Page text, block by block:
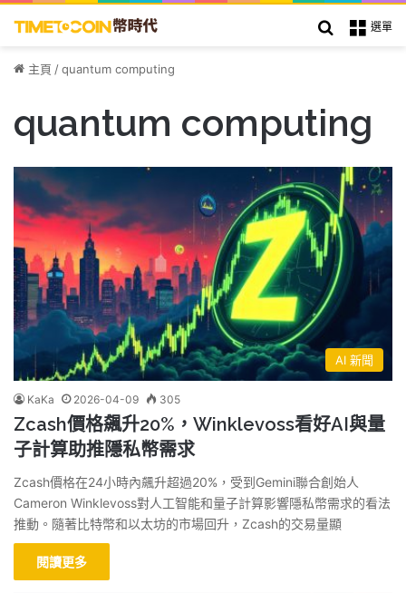
選單
搜索
主頁 /quantum computing
quantum computing
AI 新聞
KaKa 2026-04-09 305
Zcash價格飆升20%，Winklevoss看好AI與量
子計算助推隱私幣需求
Zcash價格在24小時內飆升超過20%，受到Gemini聯合創始人
Cameron Winklevoss對人工智能和量子計算影響隱私幣需求的看法
推動。隨著比特幣和以太坊的市場回升，Zcash的交易量顯
閱讀更多